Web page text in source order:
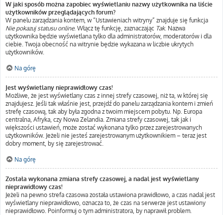
W jaki sposób można zapobiec wyświetlaniu nazwy użytkownika na liście
użytkowników przeglądających forum?
W panelu zarządzania kontem, w “Ustawieniach witryny” znajduje się funkcja
Nie pokazuj statusu online. Włącz tę funkcję, zaznaczając Tak. Nazwa
użytkownika będzie wyświetlana tylko dla administratorów, moderatorów i dla
ciebie. Twoja obecność na witrynie będzie wykazana w liczbie ukrytych
użytkowników.
Na górę
Jest wyświetlany nieprawidłowy czas!
Możliwe, że jest wyświetlany czas z innej strefy czasowej, niż ta, w której się
znajdujesz. Jeśli tak właśnie jest, przejdź do panelu zarządzania kontem i zmień
strefę czasową, tak aby była zgodna z twoim miejscem pobytu. Np. Europa
centralna, Afryka, czy Nowa Zelandia. Zmiana strefy czasowej, tak jak i
większości ustawień, może zostać wykonana tylko przez zarejestrowanych
użytkowników. Jeżeli nie jesteś zarejestrowanym użytkownikiem – teraz jest
dobry moment, by się zarejestrować.
Na górę
Została wykonana zmiana strefy czasowej, a nadal jest wyświetlany
nieprawidłowy czas!
Jeżeli na pewno strefa czasowa została ustawiona prawidłowo, a czas nadal jest
wyświetlany nieprawidłowo, oznacza to, że czas na serwerze jest ustawiony
nieprawidłowo. Poinformuj o tym administratora, by naprawił problem.